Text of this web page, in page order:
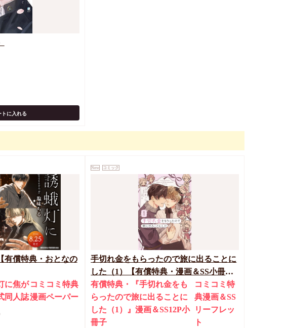
トに入れる
有償特典・おとなの
に焦が
同人誌
コミコミ特典
漫画ペーパー
New コミック
手切れ金をもらったので旅に出ることに
した（1）【有償特典・漫画＆SS小冊
子】
有償特典・『手切れ金をも
らったので旅に出ることに
した（1）』漫画＆SS12P小
冊子
コミコミ特
典漫画＆SS
リーフレッ
ト